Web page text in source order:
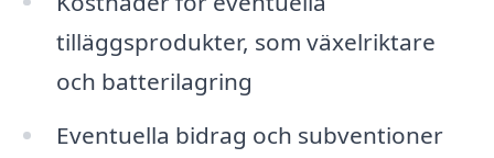
tilläggsprodukter, som växelriktare
och batterilagring
Eventuella bidrag och subventioner